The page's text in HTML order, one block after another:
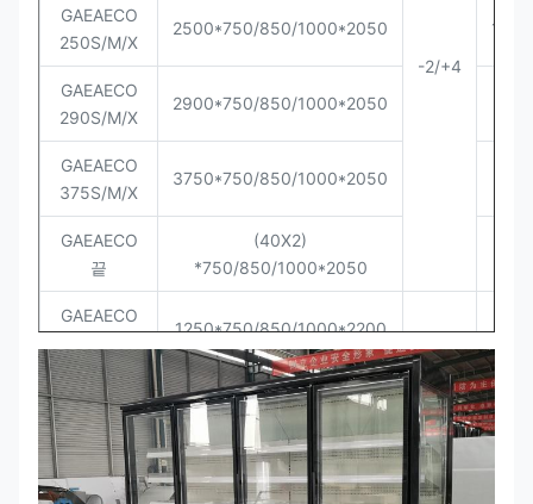
-2/+4
GAEAECO
250S/M/X
2500*750/850/1000*2050 12/
GAEAECO
290S/M/X
2900*750/850/1000*2050
GAEAECO
375S/M/X
3750*750/850/1000*2050
GAEAECO
끝
(40X2)
*750/850/1000*2050
GAEAECO
1250*750/850/1000*2200
GAEAECO
187S/M/XL
1875*750/850/1000*2200
GAEAECO
250S/M/XL
2500*750/850/1000*2200